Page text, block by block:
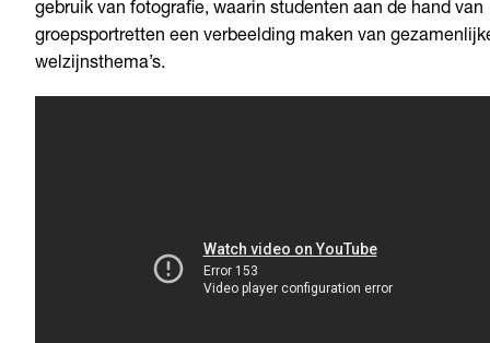
gebruik van fotografie, waarin studenten aan de hand van
groepsportretten een verbeelding maken van
welzijnsthema’s.